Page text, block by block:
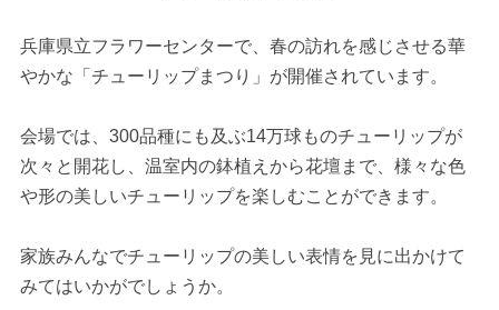
兵庫県立フラワーセンターで、春の訪れを感じさせる華
やかな「チューリップまつり」が開催されています。
会場では、300品種にも及ぶ14万球ものチューリップが
次々と開花し、温室内の鉢植えから花壇まで、様々な色
や形の美しいチューリップを楽しむことができます。
家族みんなでチューリップの美しい表情を見に出かけて
みてはいかがでしょうか。